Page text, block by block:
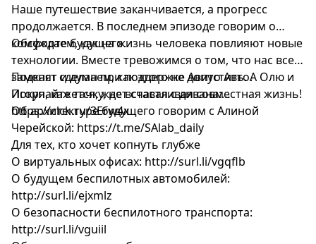
Наше путешествие заканчивается, а прогресс
продолжается. В последнем эпизоде говорим о
комфорте будущего.
Обсуждаем, как на жизнь человека повлияют новые
технологии. Вместе тревожимся о том, что нас всех
заменят и думаем, как этого не допустить. А Олю и
Игоря, кажется, ждет счастливая совместная жизнь!
Подкаст сделан при поддержке Авито Авто.
Покупайте тачку, не вставая с дивана:
https://clck.ru/3Erw4x
Об архитектуре будущего говорим с Алиной
Черейской: https://t.me/SAlab_daily
Для тех, кто хочет копнуть глубже
О виртуальных офисах: http://surl.li/vgqflb
О будущем беспилотных автомобилей:
http://surl.li/ejxmlz
О безопасности беспилотного транспорта:
http://surl.li/vguiil